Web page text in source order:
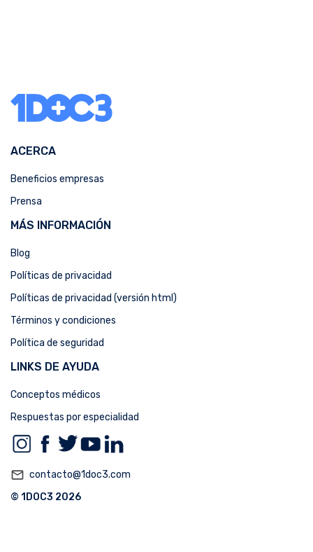
ACERCA
Beneficios empresas
Prensa
MÁS INFORMACIÓN
Blog
Políticas de privacidad
Políticas de privacidad (versión html)
Términos y condiciones
Política de seguridad
LINKS DE AYUDA
Conceptos médicos
Respuestas por especialidad
mail_outline contacto@1doc3.com
© 1DOC3 2026